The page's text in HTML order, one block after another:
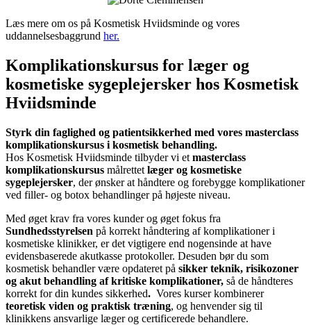
Læs mere om os på Kosmetisk Hviidsminde og vores
uddannelsesbaggrund her.
Komplikationskursus for læger og
kosmetiske sygeplejersker hos Kosmetisk
Hviidsminde
Styrk din faglighed og patientsikkerhed med vores masterclass
komplikationskursus i kosmetisk behandling.
Hos Kosmetisk Hviidsminde tilbyder vi et masterclass
komplikationskursus målrettet læger og kosmetiske
sygeplejersker, der ønsker at håndtere og forebygge komplikationer
ved filler- og botox behandlinger på højeste niveau.
Med øget krav fra vores kunder og øget fokus fra
Sundhedsstyrelsen på korrekt håndtering af komplikationer i
kosmetiske klinikker, er det vigtigere end nogensinde at have
evidensbaserede akutkasse protokoller. Desuden bør du som
kosmetisk behandler være opdateret på sikker teknik, risikozoner
og akut behandling af kritiske komplikationer, så de håndteres
korrekt for din kundes sikkerhed. Vores kurser kombinerer
teoretisk viden og praktisk træning, og henvender sig til
klinikkens ansvarlige læger og certificerede behandlere.